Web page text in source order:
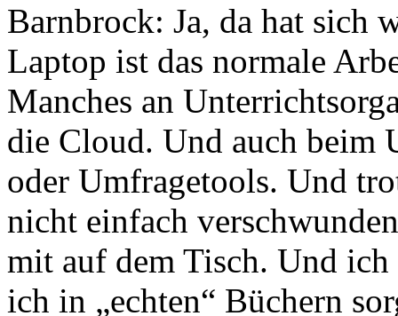
Barnbrock: Ja, da hat sich
Laptop ist das normale
Manches an
die Cloud. Und auch beim
oder Umfragetools. Und
nicht einfach
mit auf dem Tisch. Und ich
ich in „echten“ Büchern